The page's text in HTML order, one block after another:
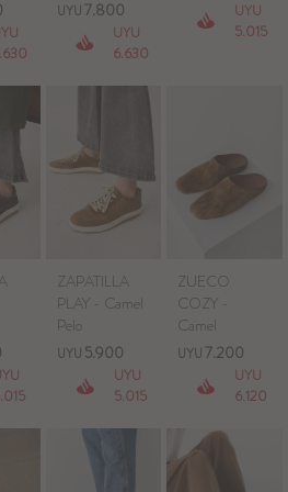
UYU 7.800
UYU
6.630
UYU
5.015
ZAPATILLA
PLAY - Camel
Pelo
UYU 5.900
UYU
5.015
ZUECO
COZY -
Camel
UYU 7.200
UYU
6.120